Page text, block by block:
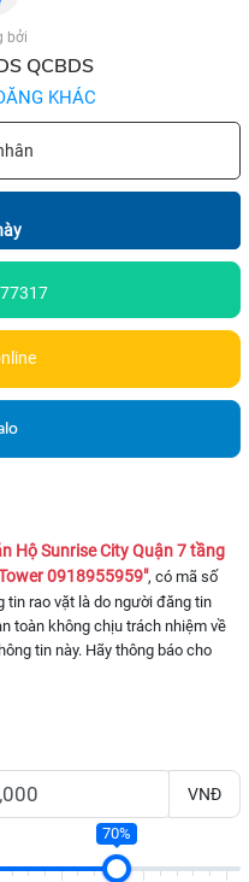
bởi
QCBDS
KHÁC
Hộ Sunrise City Quận 7 tầng
0918955959", có mã số
tin rao vặt là do người đăng tin
toàn không chịu trách nhiệm về
tin này. Hãy thông báo cho
VNĐ
70%